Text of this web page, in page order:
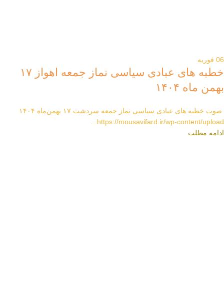
06 فوریه
خطبه های عبادی سیاسی نماز جمعه اهواز ۱۷
بهمن ماه ۱۴۰۴
صوت خطبه های عبادی سیاسی نماز جمعه سردشت ۱۷ بهمن‌ماه ۱۴۰۴
https://mousavifard.ir/wp-content/upload...
ادامه مطلب